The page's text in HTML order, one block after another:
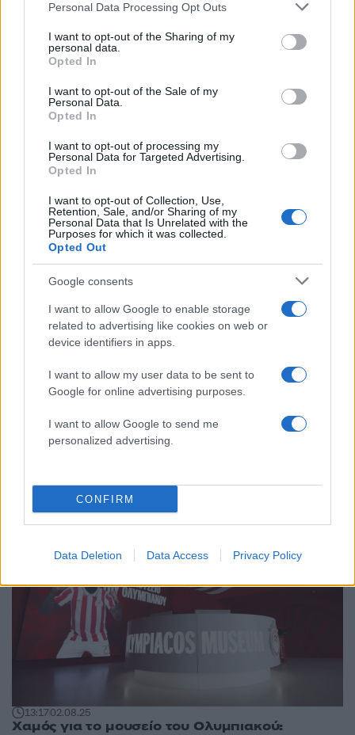
Please note that this website/app uses one or more Google
not limited to your visit or usage behaviour. You may click to
grant or deny consent to Google and its third-party tags to
use your data for below specified purposes in below Google
consent section.
Personal Data Processing Opt Outs
I want to opt-out of the Sharing of my
personal data.
Opted In
I want to opt-out of the Sale of my
Personal Data.
Opted In
I want to opt-out of processing my
Personal Data for Targeted Advertising.
Opted In
I want to opt-out of Collection, Use,
Retention, Sale, and/or Sharing of my
Personal Data that Is Unrelated with the
Purposes for which it was collected.
Opted Out
Google consents
I want to allow Google to enable storage
related to advertising like cookies on web or
device identifiers in apps.
I want to allow my user data to be sent to
Google for online advertising purposes.
I want to allow Google to send me
personalized advertising.
CONFIRM
Data Deletion Data Access Privacy Policy
14:49 27.08.25
Το Θωρηκτό Αβέρωφ αποκτά ψηφιακό
μουσείο παγκόσμιας εμβέλειας
12:09 04.08.25
Ολυμπιακός: Οι πρώτοι επισκέπτες έφτασαν
13:1702.08.25
Χαμός για το μουσείο του Ολυμπιακού: